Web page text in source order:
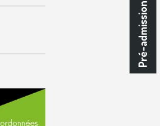
Pré-admission